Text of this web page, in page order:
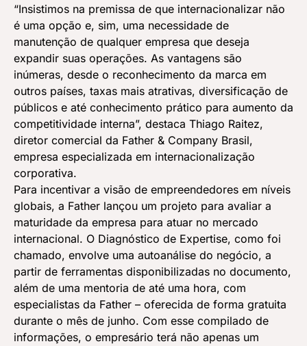
“Insistimos na premissa de que internacionalizar não
é uma opção e, sim, uma necessidade de
manutenção de qualquer empresa que deseja
expandir suas operações. As vantagens são
inúmeras, desde o reconhecimento da marca em
outros países, taxas mais atrativas, diversificação de
públicos e até conhecimento prático para aumento da
competitividade interna”, destaca Thiago Raitez,
diretor comercial da Father & Company Brasil,
empresa especializada em internacionalização
corporativa.
Para incentivar a visão de empreendedores em níveis
globais, a Father lançou um projeto para avaliar a
maturidade da empresa para atuar no mercado
internacional. O Diagnóstico de Expertise, como foi
chamado, envolve uma autoanálise do negócio, a
partir de ferramentas disponibilizadas no documento,
além de uma mentoria de até uma hora, com
especialistas da Father – oferecida de forma gratuita
durante o mês de junho. Com esse compilado de
informações, o empresário terá não apenas um